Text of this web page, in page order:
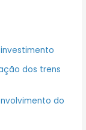
dos trens
do